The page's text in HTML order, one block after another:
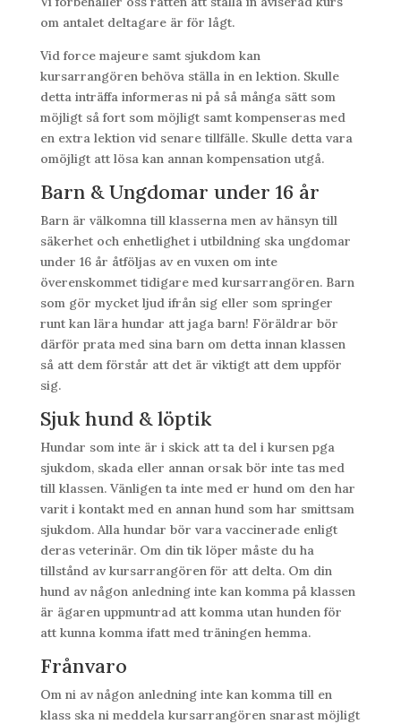
om antalet deltagare är för lågt.
Vid force majeure samt sjukdom kan
kursarrangören behöva ställa in en lektion. Skulle
detta inträffa informeras ni på så många sätt som
möjligt så fort som möjligt samt kompenseras med
en extra lektion vid senare tillfälle. Skulle detta vara
omöjligt att lösa kan annan kompensation utgå.
Barn & Ungdomar under 16 år
Barn är välkomna till klasserna men av hänsyn till
säkerhet och enhetlighet i utbildning ska ungdomar
under 16 år åtföljas av en vuxen om inte
överenskommet tidigare med kursarrangören. Barn
som gör mycket ljud ifrån sig eller som springer
runt kan lära hundar att jaga barn! Föräldrar bör
därför prata med sina barn om detta innan klassen
så att dem förstår att det är viktigt att dem uppför
sig.
Sjuk hund & löptik
Hundar som inte är i skick att ta del i kursen pga
sjukdom, skada eller annan orsak bör inte tas med
till klassen. Vänligen ta inte med er hund om den har
varit i kontakt med en annan hund som har smittsam
sjukdom. Alla hundar bör vara vaccinerade enligt
deras veterinär. Om din tik löper måste du ha
tillstånd av kursarrangören för att delta. Om din
hund av någon anledning inte kan komma på klassen
är ägaren uppmuntrad att komma utan hunden för
att kunna komma ifatt med träningen hemma.
Frånvaro
Om ni av någon anledning inte kan komma till en
klass ska ni meddela kursarrangören snarast möjligt